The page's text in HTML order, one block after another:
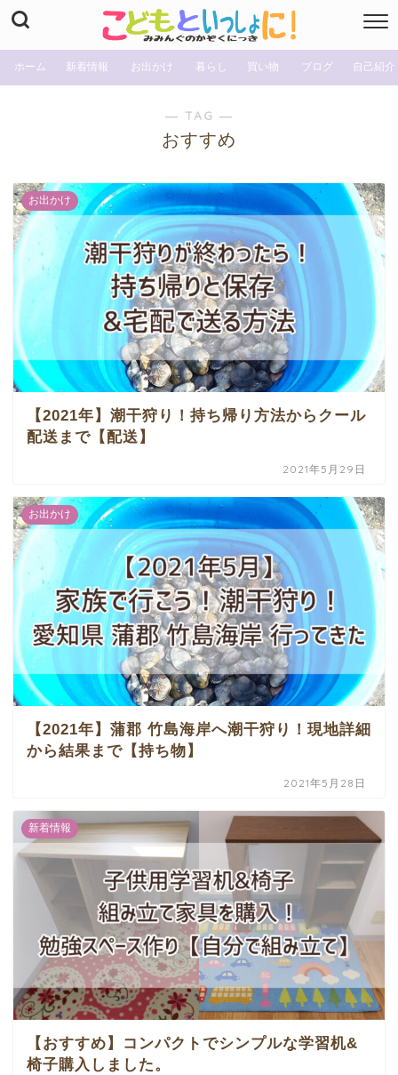
ホーム 新着情報 お出かけ 暮らし 買い物 ブログ 自己紹介
― TAG ―
おすすめ
お出かけ
【2021年】潮干狩り！持ち帰り方法からクール
配送まで【配送】
2021年5月29日
お出かけ
【2021年】蒲郡 竹島海岸へ潮干狩り！現地詳細
から結果まで【持ち物】
2021年5月28日
新着情報
【おすすめ】コンパクトでシンプルな学習机&
椅子購入しました。